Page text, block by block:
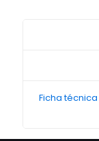
Ficha técnica